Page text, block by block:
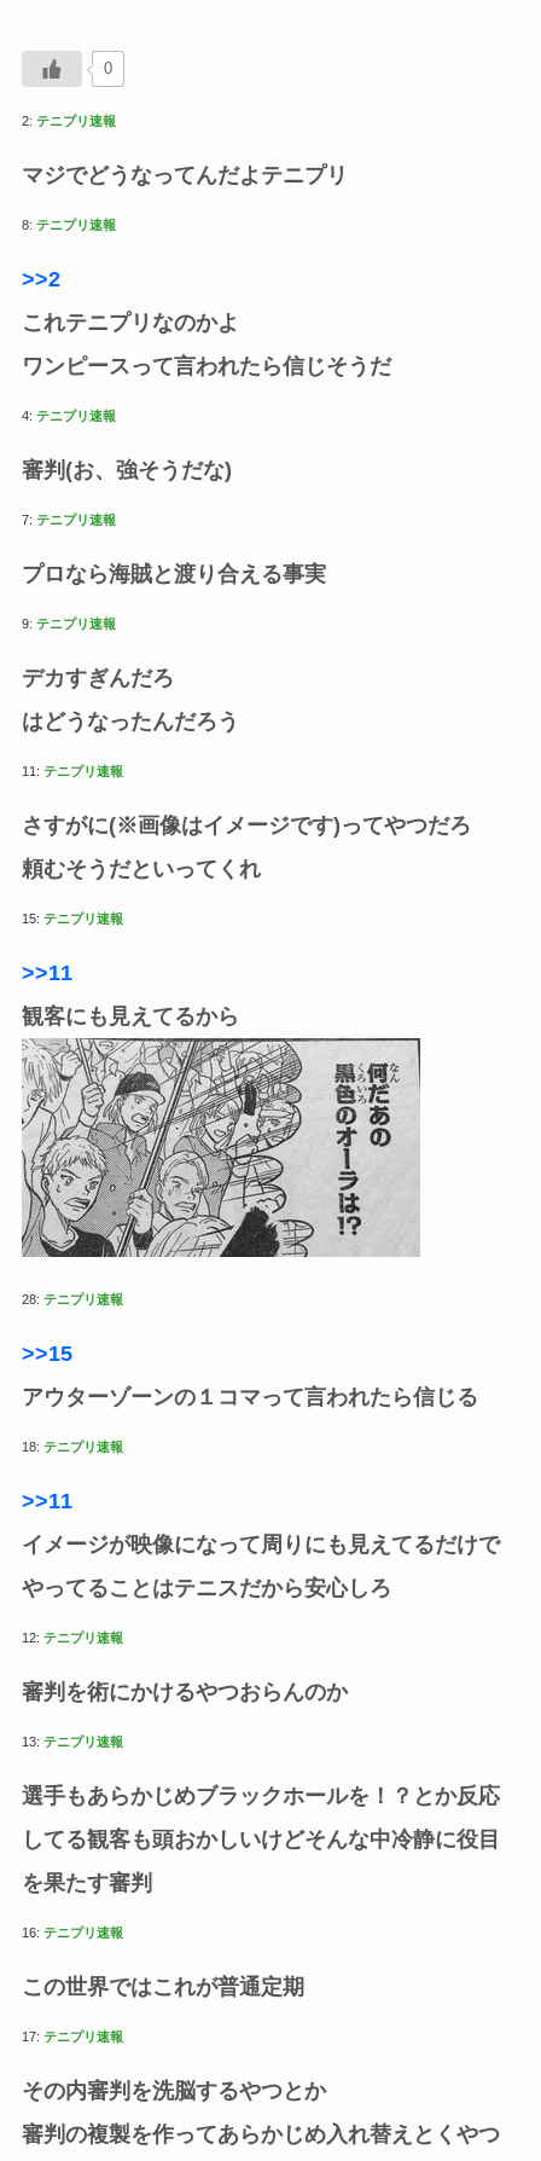
0
2: テニプリ速報
マジでどうなってんだよテニプリ
8: テニプリ速報
>>2
これテニプリなのかよ
ワンピースって言われたら信じそうだ
4: テニプリ速報
審判(お、強そうだな)
7: テニプリ速報
プロなら海賊と渡り合える事実
9: テニプリ速報
デカすぎんだろ
はどうなったんだろう
11: テニプリ速報
さすがに(※画像はイメージです)ってやつだろ
頼むそうだといってくれ
15: テニプリ速報
>>11
観客にも見えてるから
28: テニプリ速報
>>15
アウターゾーンの１コマって言われたら信じる
18: テニプリ速報
>>11
イメージが映像になって周りにも見えてるだけで
やってることはテニスだから安心しろ
12: テニプリ速報
審判を術にかけるやつおらんのか
13: テニプリ速報
選手もあらかじめブラックホールを！？とか反応
してる観客も頭おかしいけどそんな中冷静に役目
を果たす審判
16: テニプリ速報
この世界ではこれが普通定期
17: テニプリ速報
その内審判を洗脳するやつとか
審判の複製を作ってあらかじめ入れ替えとくやつ